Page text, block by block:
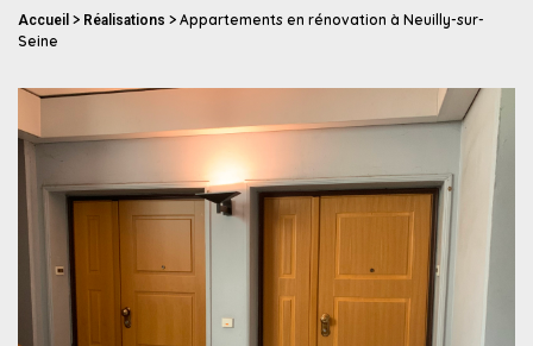
Accueil > Réalisations > Appartements en rénovation à Neuilly-sur-
Seine